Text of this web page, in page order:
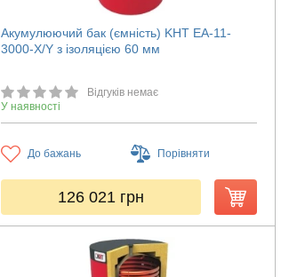
Акумулюючий бак (ємність) KHT ЕА-11-
3000-X/Y з ізоляцією 60 мм
Відгуків немає
У наявності
До бажань Порівняти
126 021 грн